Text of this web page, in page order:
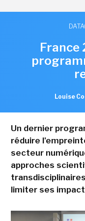
France
Louise
Un dernier
réduire
secteur
approches
limiter ses